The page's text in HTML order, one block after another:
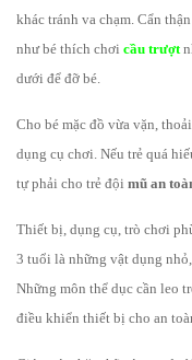
khác tránh va chạm. Cẩn
như bé thích chơi cầu trượt
dưới để đỡ bé.
Cho bé mặc đồ vừa vặn,
dụng cụ chơi. Nếu trẻ quá
tự phải cho trẻ đội mũ an
Thiết bị, dụng cụ, trò chơi
3 tuổi là những vật dụng
Những môn thể dục cần leo
điều khiển thiết bị cho an